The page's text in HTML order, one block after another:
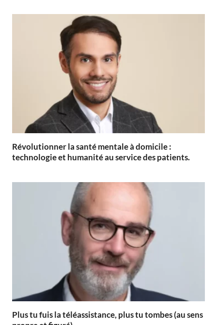
Révolutionner la santé mentale à domicile :
technologie et humanité au service des patients.
Plus tu fuis la téléassistance, plus tu tombes (au sens